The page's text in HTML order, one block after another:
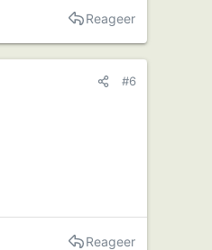
Reageer
#6
Reageer